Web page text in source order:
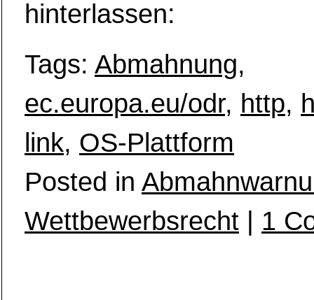
hinterlassen:
Tags: Abmahnung,
ec.europa.eu/odr, http,
link, OS-Plattform
Posted in
Wettbewerbsrecht
1